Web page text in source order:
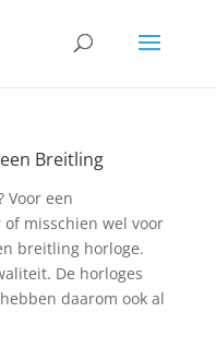
Breitling
Voor een
misschien wel voor
breitling horloge.
De horloges
daarom ook al